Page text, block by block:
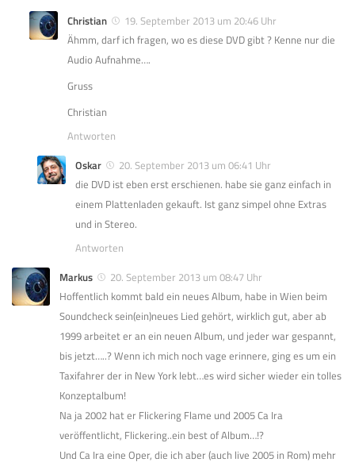
Christian
19. September 2013 um 20:46 Uhr
Ähmm, darf ich fragen, wo es diese DVD gibt ? Kenne nur die
Audio Aufnahme….
Gruss
Christian
Antworten
Oskar
20. September 2013 um 06:41 Uhr
die DVD ist eben erst erschienen. habe sie ganz einfach in
einem Plattenladen gekauft. Ist ganz simpel ohne Extras
und in Stereo.
Antworten
Markus
20. September 2013 um 08:47 Uhr
Hoffentlich kommt bald ein neues Album, habe in Wien beim
Soundcheck sein(ein)neues Lied gehört, wirklich gut, aber ab
1999 arbeitet er an ein neuen Album, und jeder war gespannt,
bis jetzt…..? Wenn ich mich noch vage erinnere, ging es um ein
Taxifahrer der in New York lebt…es wird sicher wieder ein tolles
Konzeptalbum!
Na ja 2002 hat er Flickering Flame und 2005 Ca Ira
veröffentlicht, Flickering..ein best of Album…!?
Und Ca Ira eine Oper, die ich aber (auch live 2005 in Rom) mehr